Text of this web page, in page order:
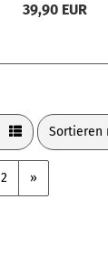
39,90 EUR
Sortieren
Sortieren
2 »